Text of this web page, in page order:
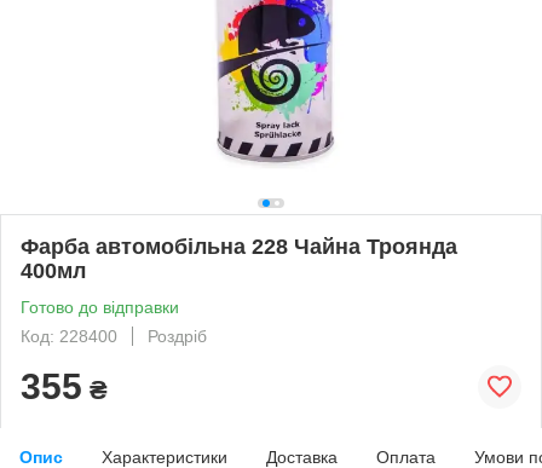
Фарба автомобільна 228 Чайна Троянда
400мл
Готово до відправки
Код: 228400
Роздріб
355 ₴
Опис Характеристики Доставка Оплата Умови